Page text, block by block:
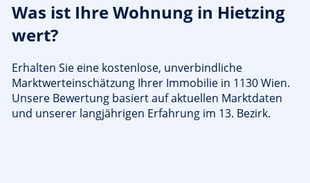
Was ist Ihre Wohnung in Hietzing
wert?
Erhalten Sie eine kostenlose, unverbindliche
Marktwerteinschätzung Ihrer Immobilie in 1130 Wien.
Unsere Bewertung basiert auf aktuellen Marktdaten
und unserer langjährigen Erfahrung im 13. Bezirk.